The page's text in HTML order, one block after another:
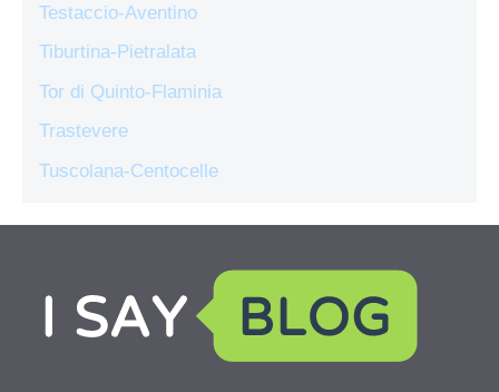
Testaccio-Aventino
Tiburtina-Pietralata
Tor di Quinto-Flaminia
Trastevere
Tuscolana-Centocelle